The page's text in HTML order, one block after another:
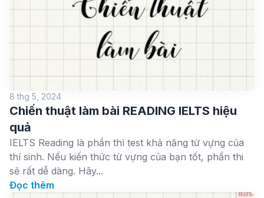
8 thg 5, 2024
Chiến thuật làm bài READING IELTS hiệu
quả
IELTS Reading là phần thì test khả năng từ vựng của
thí sinh. Nếu kiến thức từ vựng của bạn tốt, phần thi
sẽ rất dễ dàng. Hãy...
Đọc thêm